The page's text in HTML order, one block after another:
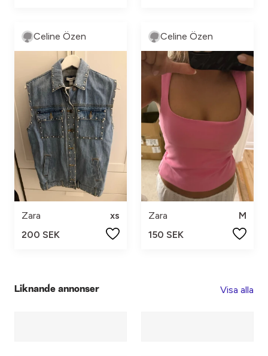
Celine Özen
Zara
xs
200 SEK
Celine Özen
Zara
M
150 SEK
Liknande annonser Visa alla